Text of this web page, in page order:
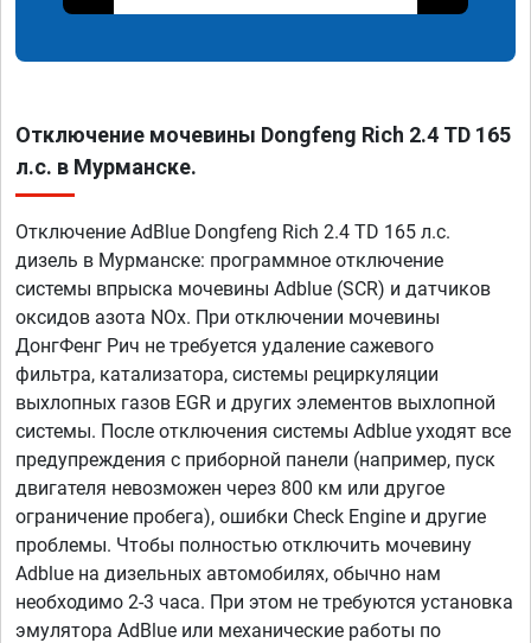
Отключение мочевины Dongfeng Rich 2.4 TD 165
л.с. в Мурманске.
Отключение AdBlue Dongfeng Rich 2.4 TD 165 л.с.
дизель в Мурманске: программное отключение
системы впрыска мочевины Adblue (SCR) и датчиков
оксидов азота NOx. При отключении мочевины
ДонгФенг Рич не требуется удаление сажевого
фильтра, катализатора, системы рециркуляции
выхлопных газов EGR и других элементов выхлопной
системы. После отключения системы Adblue уходят все
предупреждения с приборной панели (например, пуск
двигателя невозможен через 800 км или другое
ограничение пробега), ошибки Check Engine и другие
проблемы. Чтобы полностью отключить мочевину
Adblue на дизельных автомобилях, обычно нам
необходимо 2-3 часа. При этом не требуются установка
эмулятора AdBlue или механические работы по